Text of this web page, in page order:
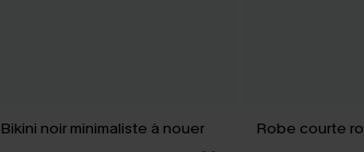
Bikini noir minimaliste à nouer Robe courte